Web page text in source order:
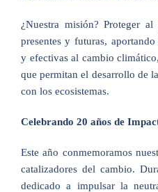
¿Nuestra misión? Proteger
presentes y futuras,
y efectivas al cambio
que permitan el desarrollo de
con los ecosistemas.
Celebrando 20 años de
Este año conmemoramos
catalizadores del cambio.
dedicado a impulsar la